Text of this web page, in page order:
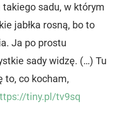
sadu, w którym
jabłka rosną, bo to
Ja po prostu
sady widzę. (…) Tu
to, co kocham,
tiny.pl/tv9sq